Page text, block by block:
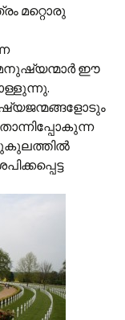
മറ്റൊരു
മനുഷ്യന്മാര്‍ ഈ